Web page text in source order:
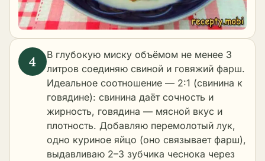
В глубокую миску объёмом не менее 3
литров соединяю свиной и говяжий фарш.
Идеальное соотношение — 2:1 (свинина к
говядине): свинина даёт сочность и
жирность, говядина — мясной вкус и
плотность. Добавляю перемолотый лук,
одно куриное яйцо (оно связывает фарш),
выдавливаю 2–3 зубчика чеснока через